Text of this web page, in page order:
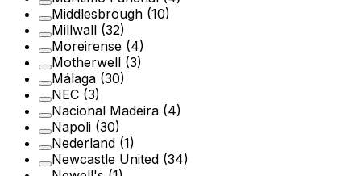
Middlesbrough (10)
Millwall (32)
Moreirense (4)
Motherwell (3)
Málaga (30)
NEC (3)
Nacional Madeira (4)
Napoli (30)
Nederland (1)
Newcastle United (34)